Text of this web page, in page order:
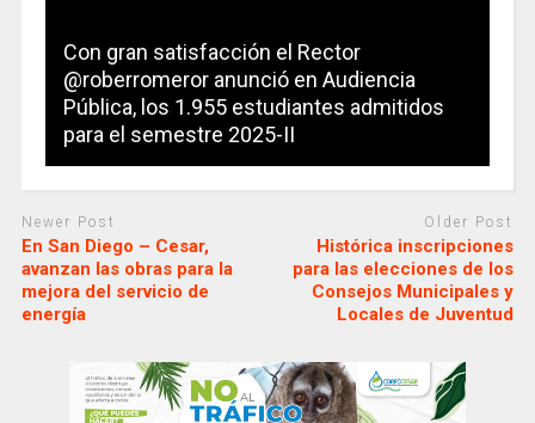
Con gran satisfacción el Rector
@roberromeror anunció en Audiencia
Pública, los 1.955 estudiantes admitidos
para el semestre 2025-II
Newer Post
En San Diego – Cesar,
avanzan las obras para la
mejora del servicio de
energía
Older Post
Histórica inscripciones
para las elecciones de los
Consejos Municipales y
Locales de Juventud